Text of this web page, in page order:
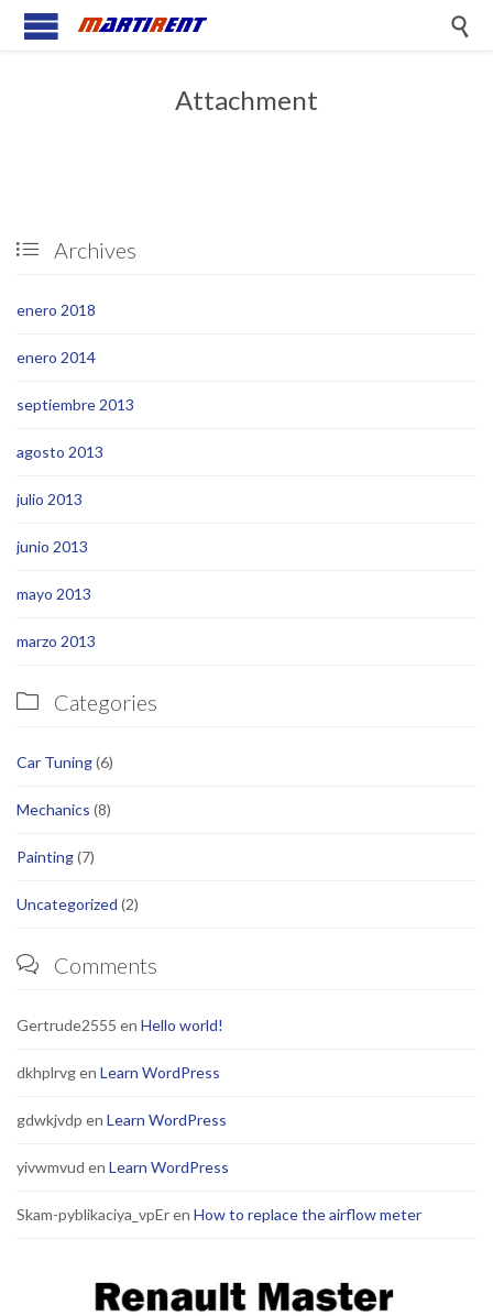

Attachment
 Archives
enero 2018
enero 2014
septiembre 2013
agosto 2013
julio 2013
junio 2013
mayo 2013
marzo 2013
 Categories
Car Tuning(6)
Mechanics (8)
Painting(7)
Uncategorized (2)
 Comments
Gertrude2555 en Hello world!
dkhplrvgen Learn WordPress
gdwkjvdp en Learn WordPress
yivwmvud en Learn WordPress
Skam-pyblikaciya_vpEren How to replace the airflow meter